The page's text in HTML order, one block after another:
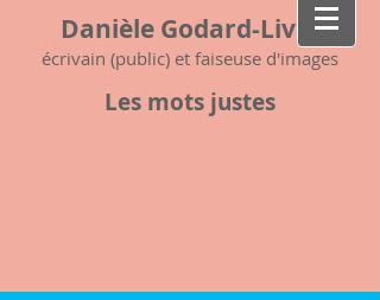
Danièle Godard-Livet
écrivain (public) et faiseuse d'images
Les mots justes